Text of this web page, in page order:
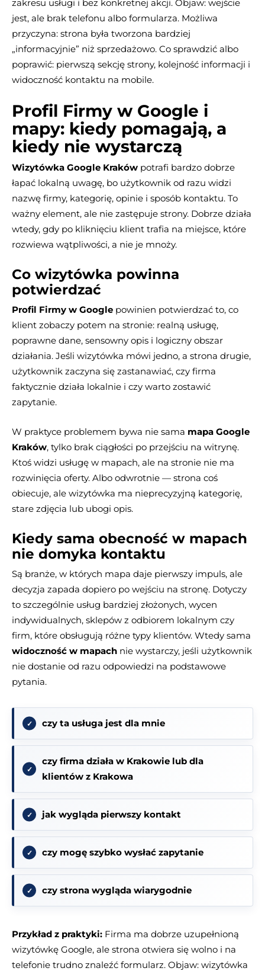
zakresu usługi i bez konkretnej akcji. Objaw: wejście
jest, ale brak telefonu albo formularza. Możliwa
przyczyna: strona była tworzona bardziej
„informacyjnie” niż sprzedażowo. Co sprawdzić albo
poprawić: pierwszą sekcję strony, kolejność informacji i
widoczność kontaktu na mobile.
Profil Firmy w Google i
mapy: kiedy pomagają, a
kiedy nie wystarczą
Wizytówka Google Kraków potrafi bardzo dobrze
łapać lokalną uwagę, bo użytkownik od razu widzi
nazwę firmy, kategorię, opinie i sposób kontaktu. To
ważny element, ale nie zastępuje strony. Dobrze działa
wtedy, gdy po kliknięciu klient trafia na miejsce, które
rozwiewa wątpliwości, a nie je mnoży.
Co wizytówka powinna
potwierdzać
Profil Firmy w Google powinien potwierdzać to, co
klient zobaczy potem na stronie: realną usługę,
poprawne dane, sensowny opis i logiczny obszar
działania. Jeśli wizytówka mówi jedno, a strona drugie,
użytkownik zaczyna się zastanawiać, czy firma
faktycznie działa lokalnie i czy warto zostawić
zapytanie.
W praktyce problemem bywa nie sama mapa Google
Kraków, tylko brak ciągłości po przejściu na witrynę.
Ktoś widzi usługę w mapach, ale na stronie nie ma
rozwinięcia oferty. Albo odwrotnie — strona coś
obiecuje, ale wizytówka ma nieprecyzyjną kategorię,
stare zdjęcia lub ubogi opis.
Kiedy sama obecność w mapach
nie domyka kontaktu
Są branże, w których mapa daje pierwszy impuls, ale
decyzja zapada dopiero po wejściu na stronę. Dotyczy
to szczególnie usług bardziej złożonych, wycen
indywidualnych, sklepów z odbiorem lokalnym czy
firm, które obsługują różne typy klientów. Wtedy sama
widoczność w mapach nie wystarczy, jeśli użytkownik
nie dostanie od razu odpowiedzi na podstawowe
pytania.
czy ta usługa jest dla mnie
czy firma działa w Krakowie lub dla
klientów z Krakowa
jak wygląda pierwszy kontakt
czy mogę szybko wysłać zapytanie
czy strona wygląda wiarygodnie
Przykład z praktyki: Firma ma dobrze uzupełnioną
wizytówkę Google, ale strona otwiera się wolno i na
telefonie trudno znaleźć formularz. Objaw: wizytówka